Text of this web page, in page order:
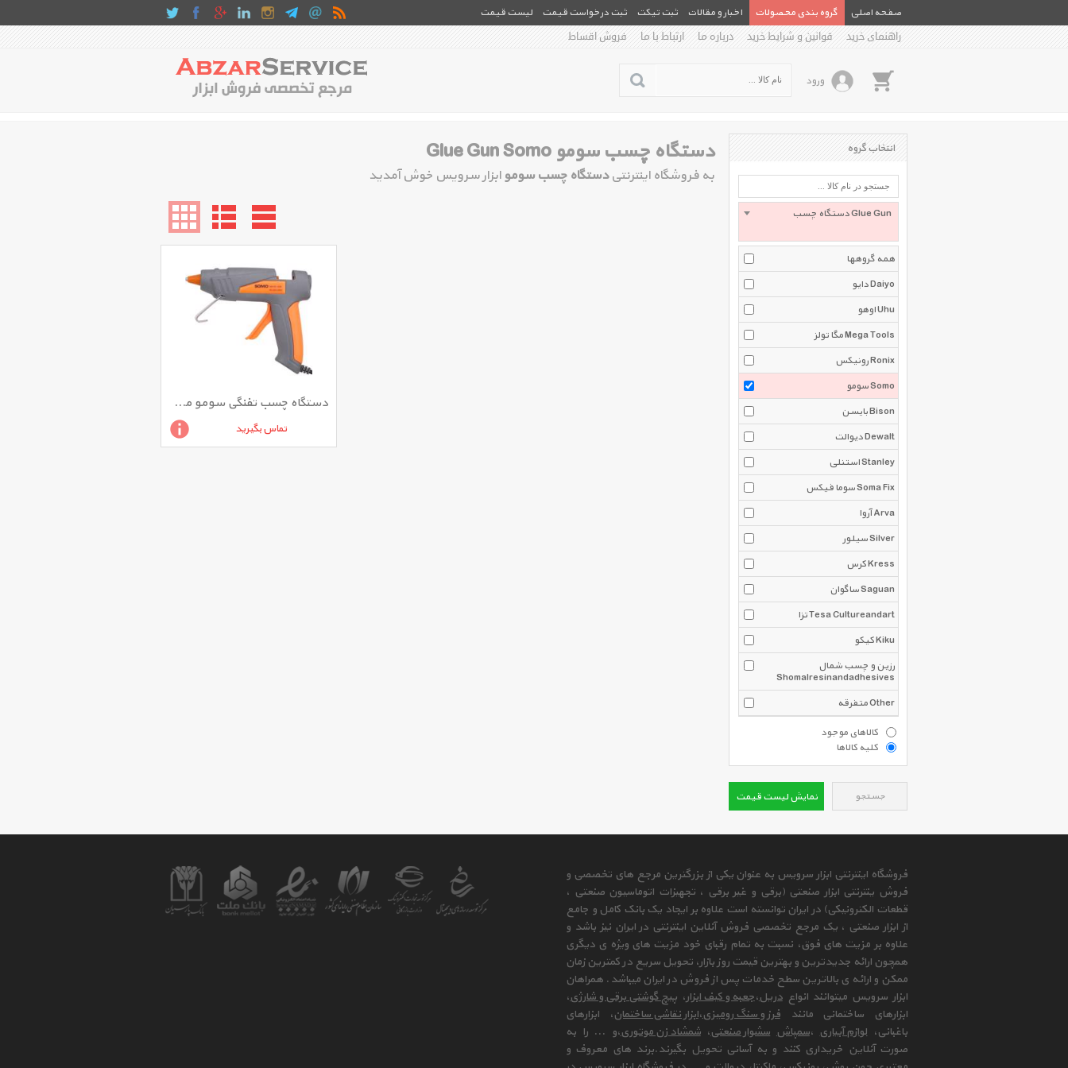
صفحه اصلی گروه بندی محصولات اخبار و مقالات ثبت تیکت ثبت درخواست قیمت
لیست قیمت
راهنمای خرید
قوانین و شرایط خرید درباره ما ارتباط با ما فروش اقساط
ورود
دستگاه چسب سومو Glue Gun Somo
به فروشگاه اینترنتیدستگاه چسب سوموابزار سرویس خوش آمدید
دستگاه چسب تفنگی سومو مدل SM105
تماس بگیرید
انتخاب گروه
دستگاه چسب Glue Gun
همه گروهها
دایو Daiyo
اوهو Uhu
مگا تولز Mega Tools
رونیکس Ronix
سومو Somo
بایسن Bison
دیوالت Dewalt
استنلی Stanley
سوما فیکس Soma Fix
آروا Arva
سیلور Silver
کرس Kress
ساگوان Saguan
تزا Tesa Cultureandart
کیکو Kiku
رزین و چسب شمال
Shomalresinandadhesives
متفرقه Other
کالاهای موجود
کلیه کالاها
جستجو نمایش لیست قیمت
فروشگاه اینترنتی ابزار سرویس به عنوان یکی از بزرگترین مرجع های تخصصی و
فروش ینترنتی ابزار صنعتی (برقی و غیر برقی ، تجهیزات اتوماسیون صنعتی ،
قطعات الکترونیکی) در ایران توانسته است علاوه بر ایجاد یک بانک کامل و جامع
از ابزار صنعتی ، یک مرجع تخصصی فروش آنلاین اینترنتی در ایران نیز باشد و
علاوه بر مزیت های فوق، نسبت به تمام رقبای خود مزیت های ویژه ی دیگری
همچون ارائه جدیدترین و بهترین قیمت روز بازار، تحویل سریع در کمترین زمان
ممکن و ارائه ی بالاترین سطح خدمات پس از فروش در ایران میباشد. همراهان
ابزار سرویس میتوانند انواعدریل،جعبه و کیف ابزار، پیچ گوشتی برقی و شارژی،
ابزارهای ساختمانی مانندفرز و سنگ رومیزی،ابزار نقاشی ساختمان، ابزارهای
باغبانی،لوازم آبیاری،سمپاش سشوار صنعتی،شمشاد زن موتوری،و ... را به
صورت آنلاین خریداری کنند و به آسانی تحویل بگیرند.برند های معروف و